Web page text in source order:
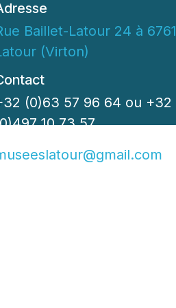
Baillet-Latour 24 à 6761
(Virton)
(0)63 57 96 64 ou +32
10 73 57